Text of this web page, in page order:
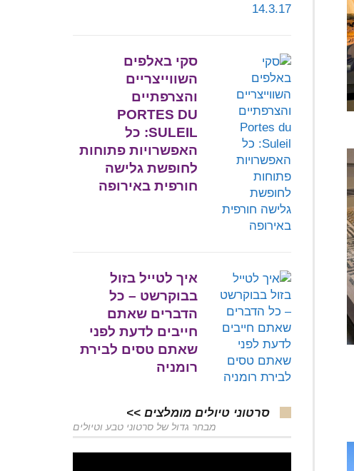
סקי באלפים
השווייצריים
והצרפתיים
PORTES DU
SULEIL: כל
האפשרויות פתוחות
לחופשת גלישה
חורפית באירופה
איך לטייל בזול
בבוקרשט – כל
הדברים שאתם
חייבים לדעת לפני
שאתם טסים לבירת
רומניה
סרטוני טיולים מומלצים >>
מבחר גדול של סרטוני טבע וטיולים